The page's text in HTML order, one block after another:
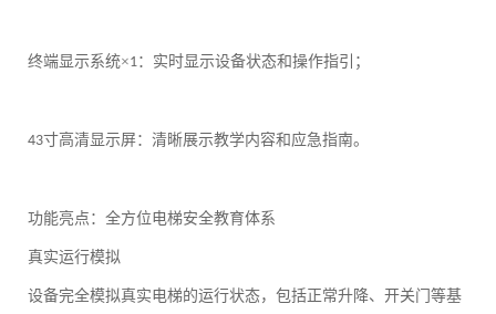
终端显示系统×1：实时显示设备状态和操作指引；
43寸高清显示屏：清晰展示教学内容和应急指南。
功能亮点：全方位电梯安全教育体系
真实运行模拟
设备完全模拟真实电梯的运行状态，包括正常升降、开关门等基